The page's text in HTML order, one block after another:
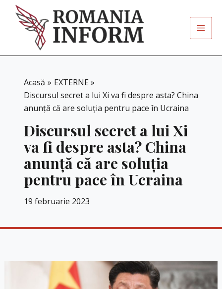
content
Acasă
EXTERNE
Discursul secret a lui Xi va fi despre asta? China
anunță că are soluția pentru pace în Ucraina
Discursul secret a lui Xi
va fi despre asta? China
anunță că are soluția
pentru pace în Ucraina
19 februarie 2023